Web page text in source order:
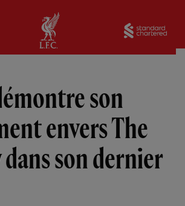
Domicile
son
envers The
dans son dernier